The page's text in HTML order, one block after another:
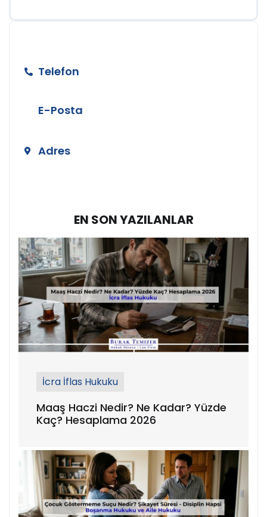
Telefon
E-Posta
Adres
EN SON YAZILANLAR
İcra İflas Hukuku
Maaş Haczi Nedir? Ne Kadar? Yüzde
Kaç? Hesaplama 2026